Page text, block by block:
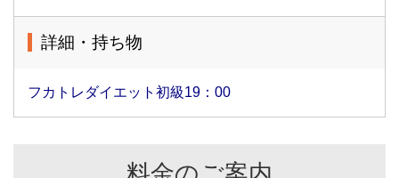
詳細・持ち物
フカトレダイエット初級19：00